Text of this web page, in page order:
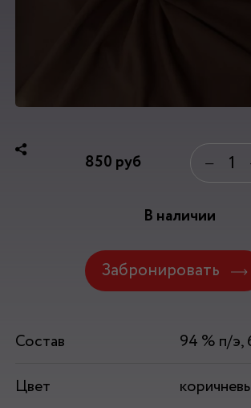
850 руб −
В наличии
Забронировать
Состав
94 % п/э,
Цвет